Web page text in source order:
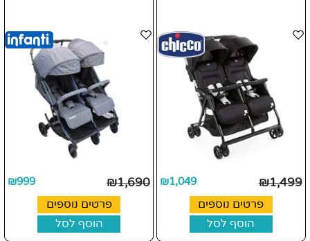
₪1,499
₪1,049
פרטים נוספים
הוסף לסל
₪1,690
₪999
פרטים נוספים
הוסף לסל